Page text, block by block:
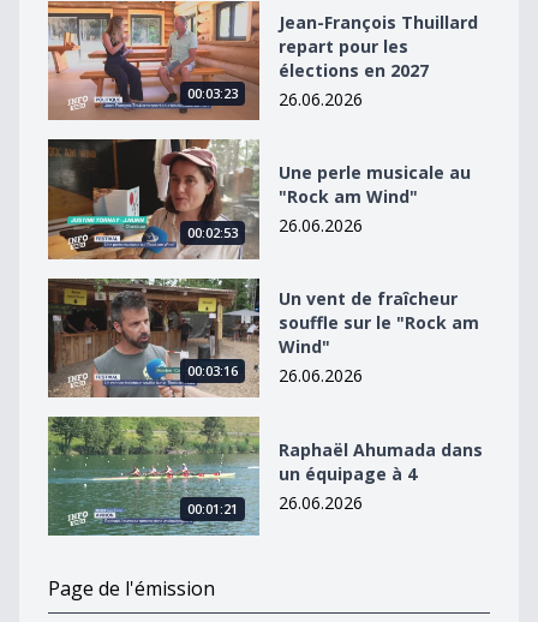
Jean-François Thuillard repart pour les élections en
00:03:23
Jean-François Thuillard
repart pour les
élections en 2027
26.06.2026
Une perle musicale au &quot;Rock am Wind&quot;
00:02:53
Une perle musicale au
"Rock am Wind"
26.06.2026
Un vent de fraîcheur souffle sur le &quot;Rock am
00:03:16
Un vent de fraîcheur
souffle sur le "Rock am
Wind"
26.06.2026
Raphaël Ahumada dans un équipage à 4
00:01:21
Raphaël Ahumada dans
un équipage à 4
26.06.2026
Page de l'émission